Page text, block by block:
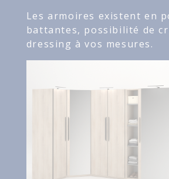
Les armoires existent en
battantes, possibilité de
dressing à vos mesures.